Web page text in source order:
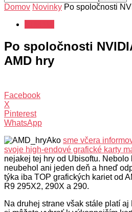
Domov Novinky Po spoločnosti
Po spoločnosti
AMD hry
Facebook
X
Pinterest
WhatsApp
Ako sme včera
svoje high-endové grafické karty
nejakej tej hry od Ubisoftu. Nebolo
neubehol ani jeden deň a hneď
týka iba TOP grafických kariet od
R9 295X2, 290X a 290.
Na druhej strane však stále platí